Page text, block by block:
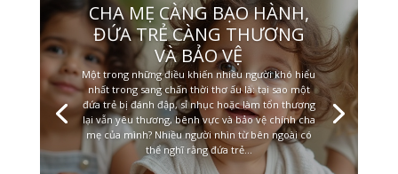
CHA MẸ CÀNG BẠO HÀNH,
ĐỨA TRẺ CÀNG THƯƠNG
VÀ BẢO VỆ
Một trong những điều khiến nhiều người khó hiểu
nhất trong sang chấn thời thơ ấu là: tại sao một
đứa trẻ bị đánh đập, sỉ nhục hoặc làm tổn thương
lại vẫn yêu thương, bênh vực và bảo vệ chính cha
mẹ của mình? Nhiều người nhìn từ bên ngoài có
thể nghĩ rằng đứa trẻ...